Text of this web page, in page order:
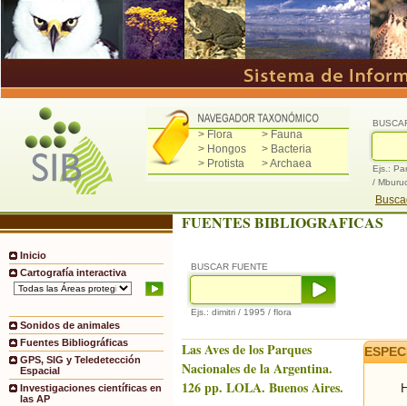
> Flora
> Fauna
> Hongos
> Bacteria
> Protista
> Archaea
Ejs.:
/
Inicio
Cartografía interactiva
Sonidos de animales
Fuentes Bibliográficas
GPS, SIG y Teledetección
Espacial
Investigaciones científicas en
las AP
FUENTES BIBLIOGRAFICAS
BUSCAR FUENTE
Ejs.: dimitri / 1995 / flora
Las Aves de los Parques
Nacionales de la Argentina.
126 pp. LOLA. Buenos Aires.